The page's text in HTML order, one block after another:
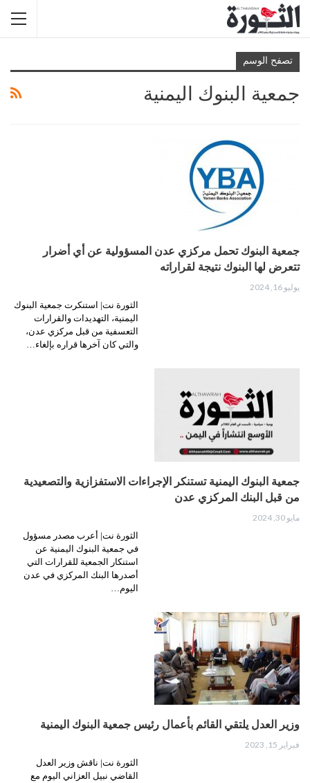
تصفح الوسم
جمعية البنوك اليمنية
جمعية البنوك تحمل مركزي عدن المسؤولية عن أي أضرار
تتعرض لها البنوك نتيجة لقراراته
يوليو 16, 2024
الثورة نت| استنكرت جمعية البنوك
اليمنية، التهديدات والقرارات
التعسفية من قبل مركزي عدن،
والتي كان آخرها قراره بإلغاء…
جمعية البنوك اليمنية تستنكر الإجراءات الاستفزازية والتصعيدية
من قبل البنك المركزي عدن
مايو 30, 2024
الثورة نت| أعرب مصدر مسؤول
في جمعية البنوك اليمنية عن
استنكار الجمعية للقرارات التي
أصدرها البنك المركزي في عدن
اليوم…
وزير العدل يلتقي القائم بأعمال رئيس جمعية البنوك اليمنية
فبراير 15, 2023
الثورة نت| ناقش وزير العدل
القاضي نبيل العزاني اليوم مع